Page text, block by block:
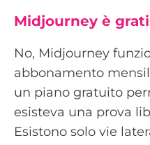
Midjourney è
No, Midjourney
abbonamento
un piano gratuito
esisteva una prova
Esistono solo vie